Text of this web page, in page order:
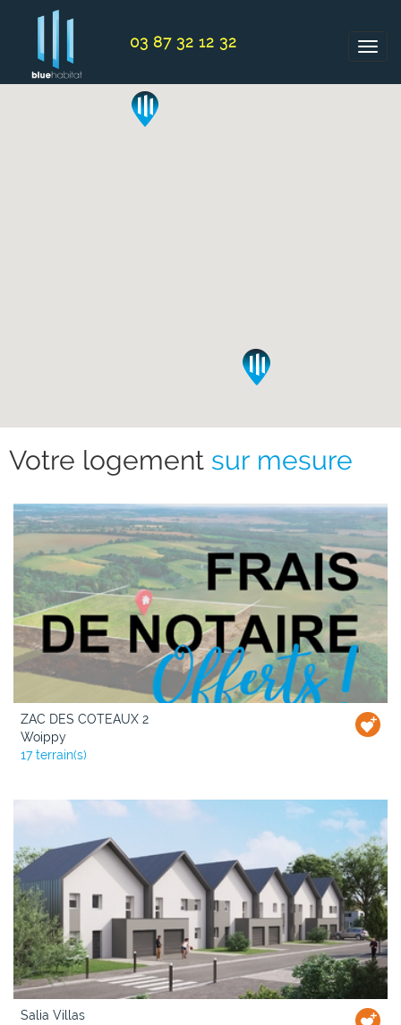
03 87 32 12 32
Votre logement sur mesure
ZAC DES COTEAUX 2
Woippy
17 terrain(s)
Salia Villas
Panneau de gestion des cookies